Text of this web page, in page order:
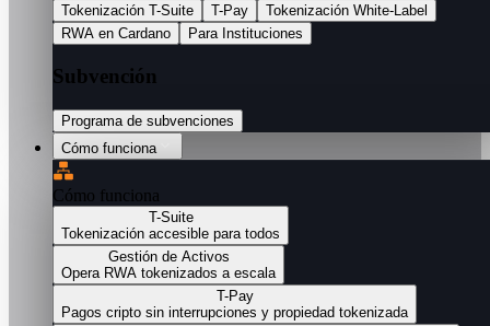
Tokenización T-Suite T-Pay
Tokenización White-Label
RWA en Cardano
Para Instituciones
Subvención
Programa de subvenciones
Cómo funciona
Cómo funciona
T-Suite
Tokenización accesible para todos
Gestión de Activos
Opera RWA tokenizados a escala
T-Pay
Pagos cripto sin interrupciones y propiedad tokenizada